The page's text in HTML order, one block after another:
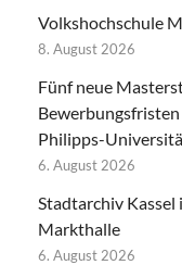
Volkshochschule
8. August 2026
Fünf neue
Philipps-
6. August 2026
Stadtarchiv
Markthalle
6. August 2026